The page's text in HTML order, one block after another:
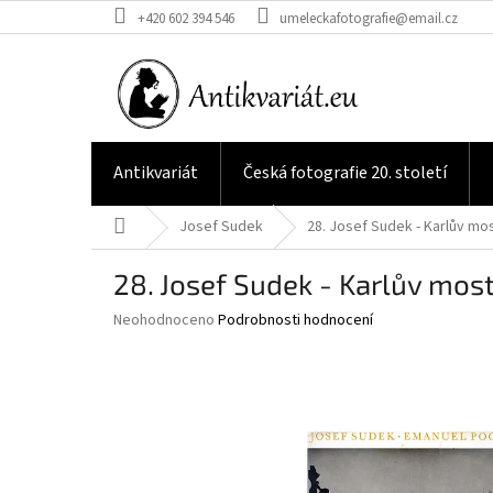
na
+420 602 394 546 umeleckafotografie@email.cz
Antikvariát Česká fotografie 20. století
Domů Josef Sudek 28. Josef Sudek - Karlův
28. Josef Sudek - Karlův
Průměrné
Neohodnoceno Podrobnosti hodnocení